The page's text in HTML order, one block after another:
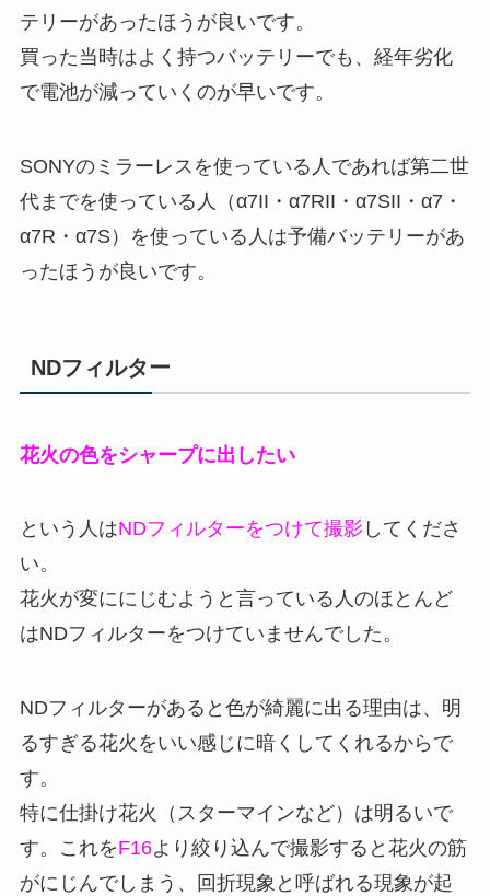
テリーがあったほうが良いです。
買った当時はよく持つバッテリーでも、経年劣化
で電池が減っていくのが早いです。
SONYのミラーレスを使っている人であれば第二世
代までを使っている人（α7II・α7RII・α7SII・α7・
α7R・α7S）を使っている人は予備バッテリーがあ
ったほうが良いです。
NDフィルター
花火の色をシャープに出したい
という人はNDフィルターをつけて撮影 してくださ
い。
花火が変ににじむようと言っている人のほとんど
はNDフィルターをつけていませんでした。
NDフィルターがあると色が綺麗に出る理由は、明
るすぎる花火をいい感じに暗くしてくれるからで
す。
特に仕掛け花火（スターマインなど）は明るいで
す。これをF16より絞り込んで撮影すると花火の筋
がにじんでしまう、回折現象と呼ばれる現象が起